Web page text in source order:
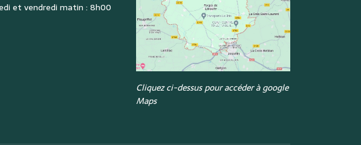
et vendredi matin : 8h00
Cliquez ci-dessus pour accéder à google
Maps